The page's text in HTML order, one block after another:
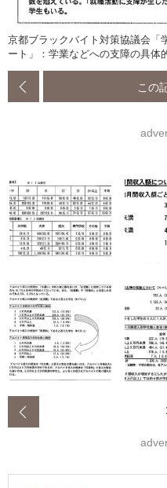
京都ブラックバイト対策協議会「
ート」：学業などへの支障の具体
この